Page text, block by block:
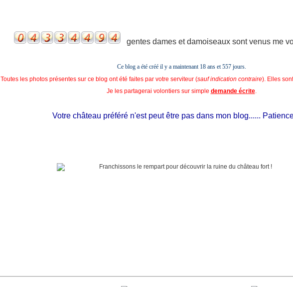
gentes dames et damoiseaux sont venus me
Ce blog a été créé il y a maintenant 18 ans et557 jours.
Toutes les photos présentes sur ce blog ont été faites par votre serviteur (sauf indication contraire). Elles
Je les partagerai volontiers sur simple demande écrite.
Votre château préféré n'est peut être pas dans mon blog...... Patience,